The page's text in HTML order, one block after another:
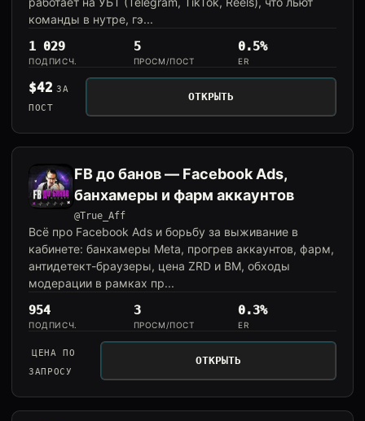
команды в нутре, гэ...
1 029
ПОДПИСЧ.
5
ПРОСМ/ПОСТ
0.5%
ER
$42 ЗА
ПОСТ
ОТКРЫТЬ
FB до банов — Facebook Ads,
банхамеры и фарм аккаунтов
@True_Aff
Всё про Facebook Ads и борьбу за выживание в
кабинете: банхамеры Meta, прогрев аккаунтов, фарм,
антидетект-браузеры, цена ZRD и BM, обходы
модерации в рамках пр...
954
ПОДПИСЧ.
3
ПРОСМ/ПОСТ
0.3%
ER
ЦЕНА ПО
ЗАПРОСУ
ОТКРЫТЬ